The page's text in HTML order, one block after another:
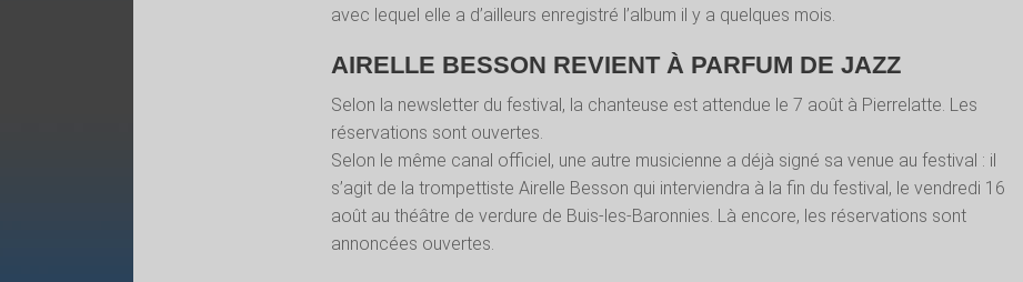
avec lequel elle a d’ailleurs enregistré l’album il y a quelques mois.
AIRELLE BESSON REVIENT À PARFUM DE JAZZ
Selon la newsletter du festival, la chanteuse est attendue le 7 août à Pierrelatte. Les
réservations sont ouvertes.
Selon le même canal officiel, une autre musicienne a déjà signé sa venue au festival : il
s’agit de la trompettiste Airelle Besson qui interviendra à la fin du festival, le vendredi 16
août au théâtre de verdure de Buis-les-Baronnies. Là encore, les réservations sont
annoncées ouvertes.